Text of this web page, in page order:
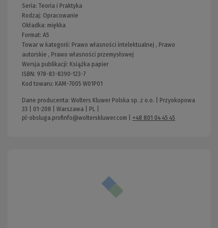
Seria: Teoria i Praktyka
Rodzaj: Opracowanie
Okładka: miękka
Format: A5
Towar w kategorii: Prawo własności intelektualnej , Prawo
autorskie , Prawo własności przemysłowej
Wersja publikacji: Książka papier
ISBN: 978-83-8390-123-7
Kod towaru: KAM-7005 W01P01
Dane producenta: Wolters Kluwer Polska sp. z o.o. | Przyokopowa
33 | 01-208 | Warszawa | PL |
pl-obsluga.profinfo@wolterskluwer.com
+48 801 04 45 45